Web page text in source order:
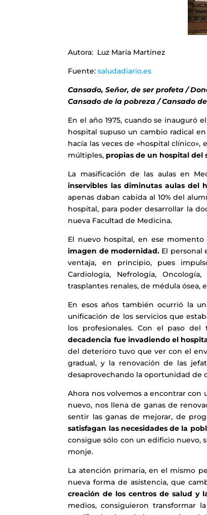
Autora: Luz María Martínez
Fuente:saludadiario.es
Cansado, Señor, de ser profeta /
Cansado de la pobreza / Cansado
En el año 1975, cuando se inauguró
hospital supuso un cambio radical
hacía las veces de «hospital
múltiples, propias de un hospital del
La masificación de las aulas en
inservibles las diminutas aulas del
apenas daban cabida al 10% del
hospital, para poder desarrollar la
nueva Facultad de Medicina.
El nuevo hospital, en ese momento
imagen de modernidad. El personal
ventaja, en principio, pues
Cardiología, Nefrología,
trasplantes renales, de médula ósea,
En esos años también ocurrió la
unificación de los servicios que
los profesionales. Con el paso
decadencia fue invadiendo el
del deterioro tuvo que ver con el
gradual, y la renovación de las
desaprovechando la oportunidad de
Ahora nos volvemos a encontrar
nuevo, nos llena de ganas de
sentir las ganas de mejorar, de
satisfagan las necesidades de la
consigue sólo con un edificio nuevo,
monje.
La atención primaria, en el mismo
nueva forma de asistencia, que
creación de los centros de salud y
medios, consiguieron transformar